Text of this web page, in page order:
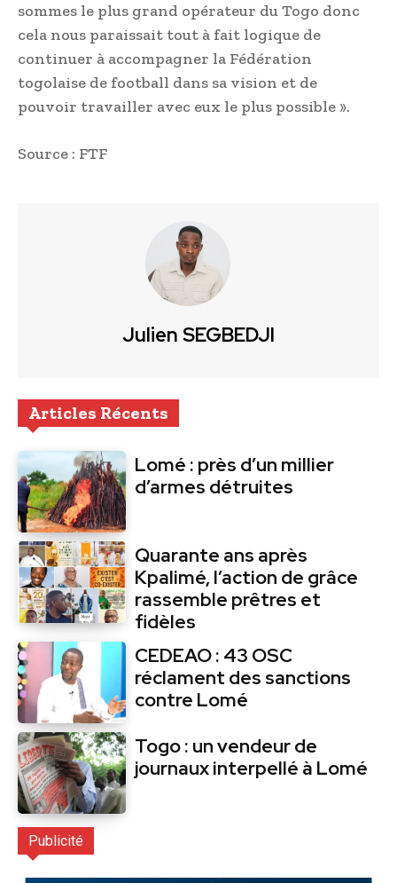
sommes le plus grand opérateur du Togo donc
cela nous paraissait tout à fait logique de
continuer à accompagner la Fédération
togolaise de football dans sa vision et de
pouvoir travailler avec eux le plus possible ».
Source : FTF
Julien SEGBEDJI
Articles Récents
Lomé : près d’un millier
d’armes détruites
Quarante ans après
Kpalimé, l’action de grâce
rassemble prêtres et
fidèles
CEDEAO : 43 OSC
réclament des sanctions
contre Lomé
Togo : un vendeur de
journaux interpellé à Lomé
Publicité